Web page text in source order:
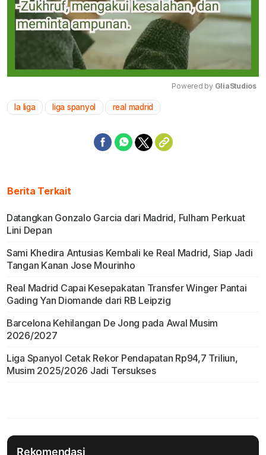
Powered by GliaStudios
la liga liga spanyol real madrid
Berita Terkait
Datangkan Gonzalo Garcia dari Madrid, Fulham Perkuat
Lini Depan
Sami Khedira Antusias Kembali ke Real Madrid, Siap Jadi
Tangan Kanan Jose Mourinho
Real Madrid Capai Kesepakatan Transfer Winger Pantai
Gading Yan Diomande dari RB Leipzig
Barcelona Kehilangan De Jong pada Awal Musim
2026/2027
Liga Spanyol Cetak Rekor Pendapatan Rp94,7 Triliun,
Musim 2025/2026 Jadi Tersukses
Rekomendasi